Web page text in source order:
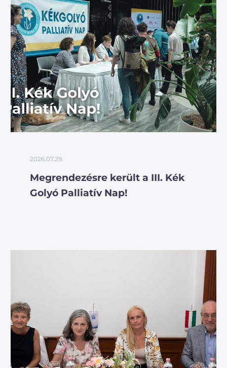
2026.07.29.
Megrendezésre került a III. Kék
Golyó Palliatív Nap!